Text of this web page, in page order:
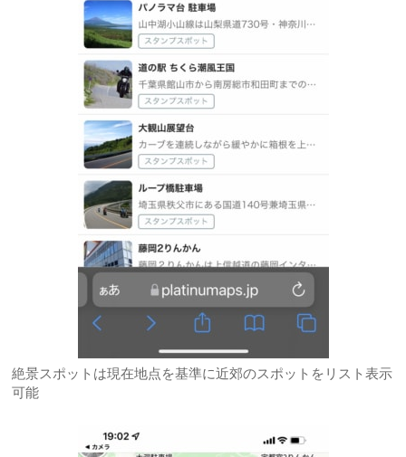
絶景スポットは現在地点を基準に近郊のスポットをリスト表示
可能